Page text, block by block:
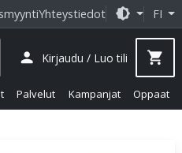
Yhteystiedot brightness_medium FI
Palvelut Kampanjat Oppaat
person Kirjaudu / Luo tili shopping_cart